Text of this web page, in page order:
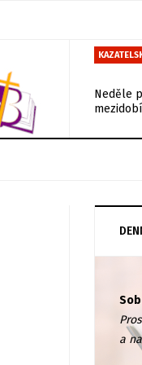
Neděle
a